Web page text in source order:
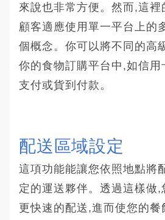
來說也非常方便。然而,這裡
顧客適應使用單一平台上的
個概念。你可以將不同的高
你的食物訂購平台中,如信用
支付或貨到付款。
配送區域設定
這項功能能讓您依照地點將
定的運送夥伴。透過這樣做,
更快速的配送,進而使您的餐